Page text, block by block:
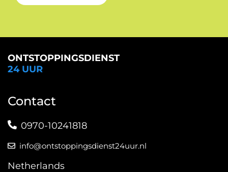
ONTSTOPPINGSDIENST
24 UUR
Contact
0970-10241818
info@ontstoppingsdienst24uur.nl
Netherlands